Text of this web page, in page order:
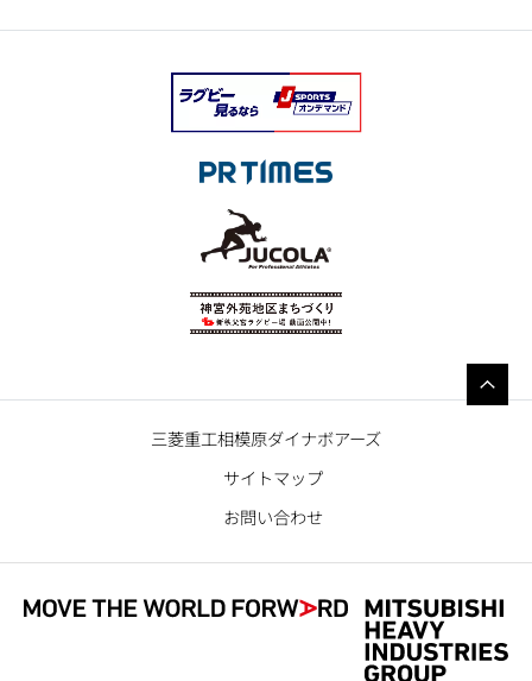
三菱重工相模原ダイナボアーズ
サイトマップ
お問い合わせ